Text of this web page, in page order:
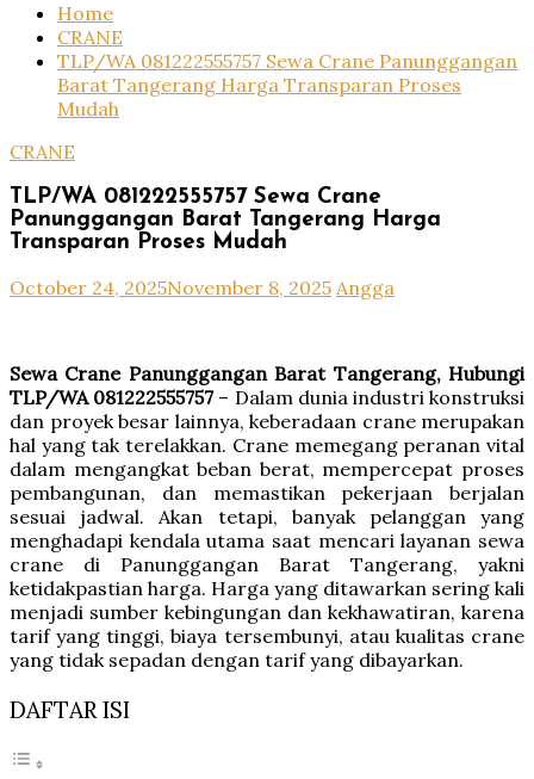
Home
CRANE
TLP/WA 081222555757 Sewa Crane Panunggangan
Barat Tangerang Harga Transparan Proses
Mudah
CRANE
TLP/WA 081222555757 Sewa Crane
Panunggangan Barat Tangerang Harga
Transparan Proses Mudah
October 24, 2025November 8, 2025 Angga
Sewa Crane Panunggangan Barat Tangerang, Hubungi
TLP/WA 081222555757– Dalam dunia industri konstruksi
dan proyek besar lainnya, keberadaan crane merupakan
hal yang tak terelakkan. Crane memegang peranan vital
dalam mengangkat beban berat, mempercepat proses
pembangunan, dan memastikan pekerjaan berjalan
sesuai jadwal. Akan tetapi, banyak pelanggan yang
menghadapi kendala utama saat mencari layanan sewa
crane di Panunggangan Barat Tangerang, yakni
ketidakpastian harga. Harga yang ditawarkan sering kali
menjadi sumber kebingungan dan kekhawatiran, karena
tarif yang tinggi, biaya tersembunyi, atau kualitas crane
yang tidak sepadan dengan tarif yang dibayarkan.
DAFTAR ISI